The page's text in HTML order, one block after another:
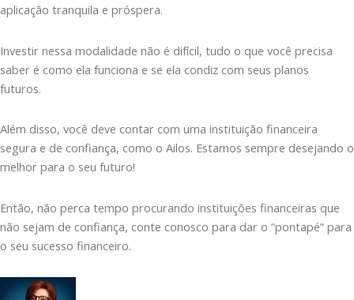
aplicação tranquila e próspera.
Investir nessa modalidade não é difícil, tudo o que você precisa
saber é como ela funciona e se ela condiz com seus planos
futuros.
Além disso, você deve contar com uma instituição financeira
segura e de confiança, como o Ailos. Estamos sempre desejando o
melhor para o seu futuro!
Então, não perca tempo procurando instituições financeiras que
não sejam de confiança, conte conosco para dar o “pontapé” para
o seu sucesso financeiro.